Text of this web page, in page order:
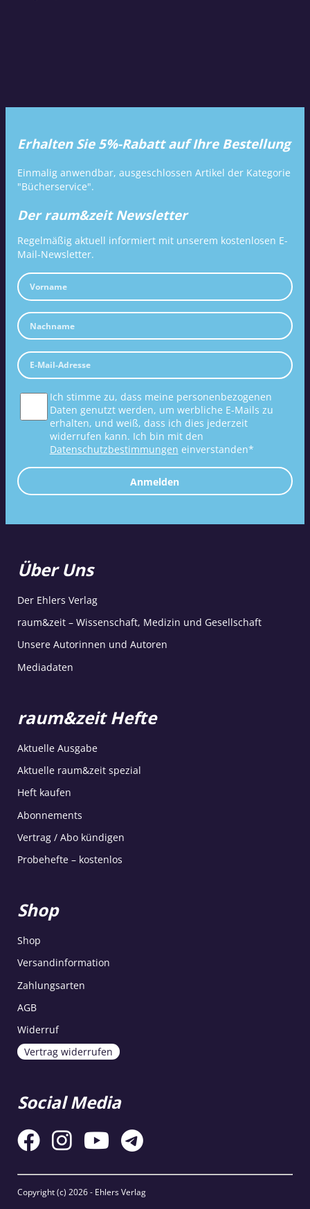
Erhalten Sie 5%-Rabatt auf Ihre Bestellung
Einmalig anwendbar, ausgeschlossen Artikel der Kategorie
"Bücherservice".
Der raum&zeit Newsletter
Regelmäßig aktuell informiert mit unserem kostenlosen E-
Mail-Newsletter.
Ich stimme zu, dass meine personenbezogenen
Daten genutzt werden, um werbliche E-Mails zu
erhalten, und weiß, dass ich dies jederzeit
widerrufen kann. Ich bin mit den
Datenschutzbestimmungen einverstanden*
Anmelden
Über Uns
Der Ehlers Verlag
raum&zeit – Wissenschaft, Medizin und Gesellschaft
Unsere Autorinnen und Autoren
Mediadaten
raum&zeit Hefte
Aktuelle Ausgabe
Aktuelle raum&zeit spezial
Heft kaufen
Abonnements
Vertrag / Abo kündigen
Probehefte – kostenlos
Shop
Shop
Versandinformation
Zahlungsarten
AGB
Widerruf
Vertrag widerrufen
Social Media
Copyright (c) 2026 - Ehlers Verlag